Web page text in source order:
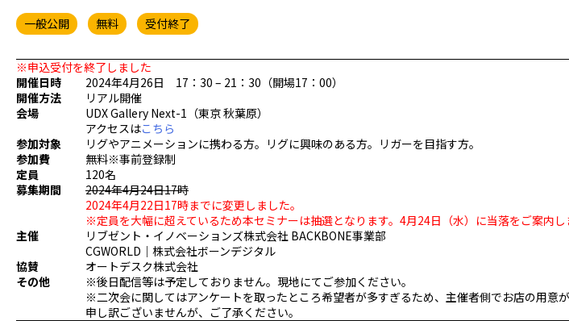
一般公開 無料 受付終了
※申込受付を終了しました
開催日時
2024年4月26日 17：30 – 21：30（開場17：00）
開催方法
リアル開催
会場
UDX Gallery Next-1（東京 秋葉原）
アクセスはこちら
参加対象
リグやアニメーションに携わる方。リグに興味のある方。リガーを目指す方。
参加費
無料※事前登録制
定員
120名
募集期間
2024年4月24日17時
2024年4月22日17時までに変更しました。
※定員を大幅に超えているため本セミナーは抽選となります。4月24日（水）に当落をご案内し
主催
リブゼント・イノベーションズ株式会社 BACKBONE事業部
CGWORLD｜株式会社ボーンデジタル
協賛
オートデスク株式会社
その他
※後日配信等は予定しておりません。現地にてご参加ください。
※二次会に関してはアンケートを取ったところ希望者が多すぎるため、主催者側でお店の用意が
申し訳ございませんが、ご了承ください。